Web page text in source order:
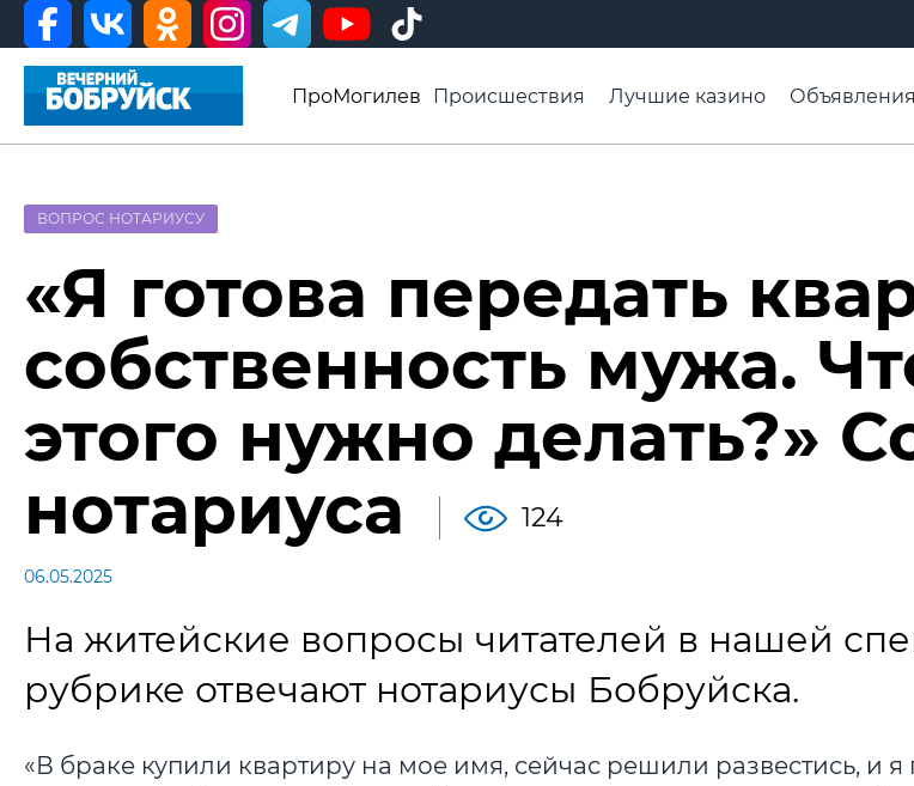
ПроМогилев Происшествия Лучшие казино Объявления
Видео ВБ
ВОПРОС НОТАРИУСУ
«Я готова передать
собственность мужа.
этого нужно делать?»
нотариуса
124
06.05.2025
На житейские вопросы читателей в нашей
рубрике отвечают нотариусы Бобруйска.
«В браке купили квартиру на мое имя, сейчас решили развестись, и я